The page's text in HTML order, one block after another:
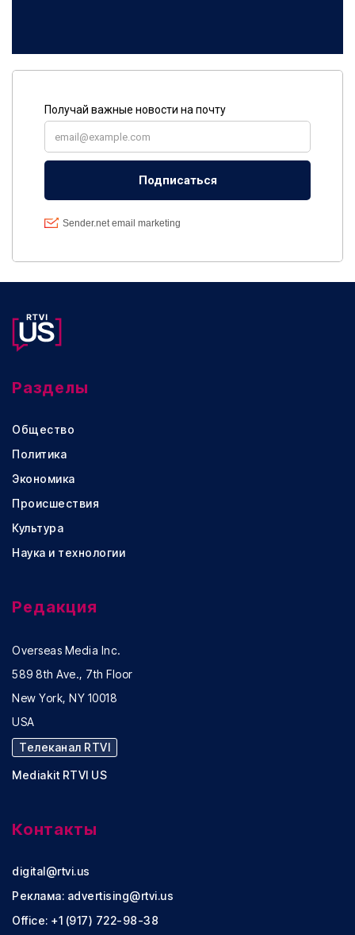
Разделы
Общество
Политика
Экономика
Происшествия
Культура
Наука и технологии
Редакция
Overseas Media Inc.
589 8th Ave., 7th Floor
New York, NY 10018
USA
Телеканал RTVI
Mediakit RTVI US
Контакты
digital@rtvi.us
Реклама: advertising@rtvi.us
Office: +1 (917) 722-98-38